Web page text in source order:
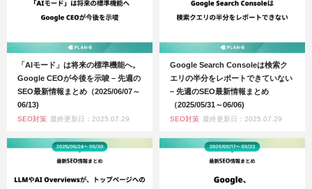
「AIモード」は将来の標準機能へ。
Google CEOが今後を示唆 – 先週の
SEO最新情報まとめ（2025/06/07～
06/13)
SEO対策 最終更新日：2025.07.29
Google Search Consoleは検索ク
エリの半分をレポートできていない
– 先週のSEO最新情報まとめ
（2025/05/31～06/06)
SEO対策 最終更新日：2025.07.29